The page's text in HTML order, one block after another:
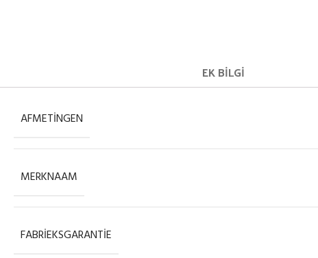
EK BILGI
AFMETINGEN
MERKNAAM
FABRIEKSGARANTIE